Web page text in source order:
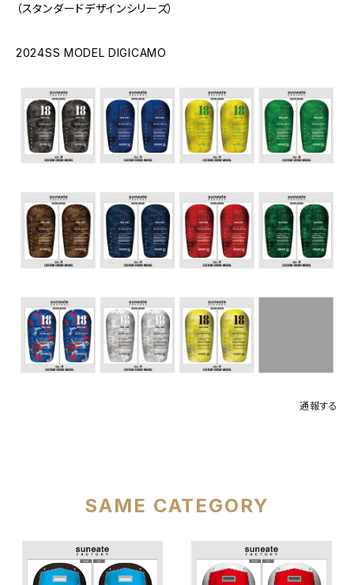
（スタンダードデザインシリーズ）
2024SS MODEL DIGICAMO
通報する
SAME CATEGORY